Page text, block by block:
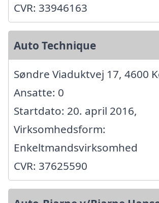
CVR: 33946163
Auto Technique
Søndre Viaduktvej 17, 4600
Ansatte: 0
Startdato: 20. april 2016,
Virksomhedsform:
Enkeltmandsvirksomhed
CVR: 37625590